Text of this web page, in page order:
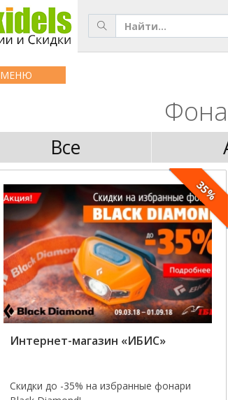
МЕНЮ
Все
35%
Интернет-магазин «ИБИС»
Скидки до -35% на избранные фонари